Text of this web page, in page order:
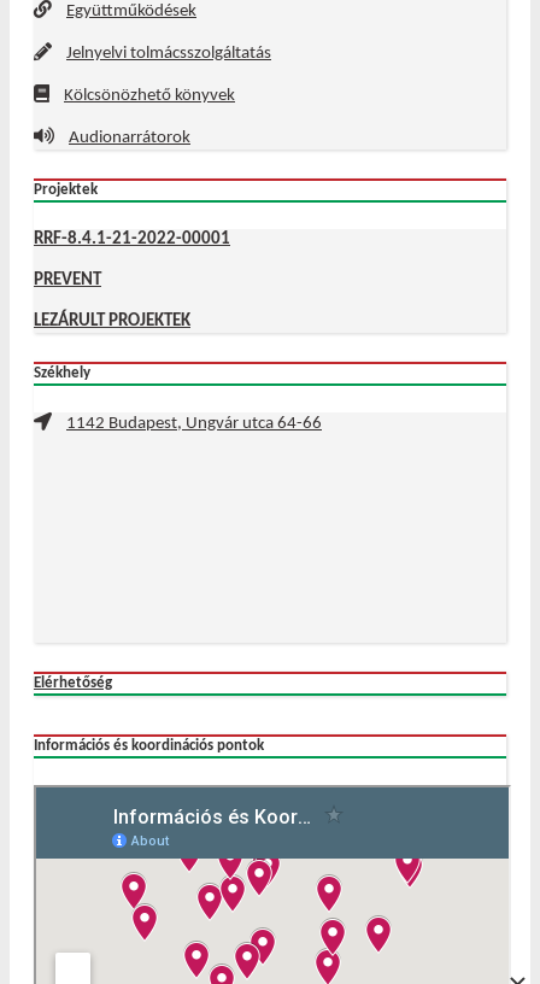
Együttműködések
Jelnyelvi tolmácsszolgáltatás
Kölcsönözhető könyvek
Audionarrátorok
Projektek
RRF-8.4.1-21-2022-00001
PREVENT
LEZÁRULT PROJEKTEK
Székhely
1142 Budapest, Ungvár utca 64-66
Elérhetőség
Információs és koordinációs pontok